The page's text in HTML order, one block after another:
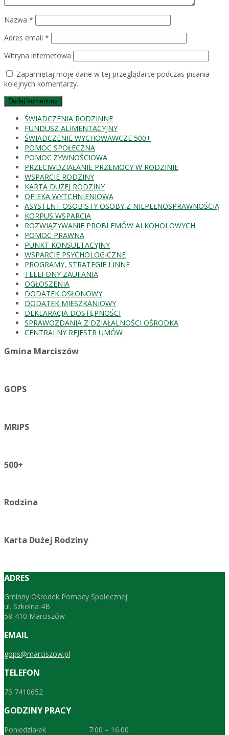
Nazwa *
Adres email *
Witryna internetowa
Zapamiętaj moje dane w tej przeglądarce podczas pisania
kolejnych komentarzy.
ŚWIADCZENIA RODZINNE
FUNDUSZ ALIMENTACYJNY
ŚWIADCZENIE WYCHOWAWCZE 500+
POMOC SPOŁECZNA
POMOC ŻYWNOŚCIOWA
PRZECIWDZIAŁANIE PRZEMOCY W RODZINIE
WSPARCIE RODZINY
KARTA DUŻEJ RODZINY
OPIEKA WYTCHNIENIOWA
ASYSTENT OSOBISTY OSOBY Z NIEPEŁNOSPRAWNOŚCIĄ
KORPUS WSPARCIA
ROZWIĄZYWANIE PROBLEMÓW ALKOHOLOWYCH
POMOC PRAWNA
PUNKT KONSULTACYJNY
WSPARCIE PSYCHOLOGICZNE
PROGRAMY, STRATEGIE I INNE
TELEFONY ZAUFANIA
OGŁOSZENIA
DODATEK OSŁONOWY
DODATEK MIESZKANIOWY
DEKLARACJA DOSTĘPNOŚCI
SPRAWOZDANIA Z DZIAŁALNOŚCI OŚRODKA
CENTRALNY REJESTR UMÓW
Gmina Marciszów
GOPS
MRiPS
500+
Rodzina
Karta Dużej Rodziny
ADRES
Gminny Ośrodek Pomocy Społecznej
ul. Szkolna 4B
58-410 Marciszów
EMAIL
gops@marciszow.pl
TELEFON
75 7410652
GODZINY PRACY
Poniedziałek 7:00 – 16.00